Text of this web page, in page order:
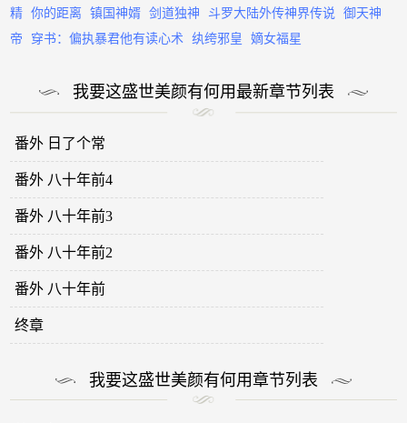
精
你的距离 镇国神婿 剑道独神 斗罗大陆外传神界传说
御天神
帝
穿书：偏执暴君他有读心术 纨绔邪皇 嫡女福星
我要这盛世美颜有何用最新章节列表
番外 日了个常
番外 八十年前4
番外 八十年前3
番外 八十年前2
番外 八十年前
终章
我要这盛世美颜有何用章节列表